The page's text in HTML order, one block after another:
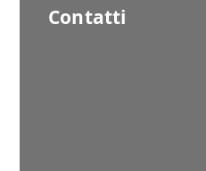
Contatti